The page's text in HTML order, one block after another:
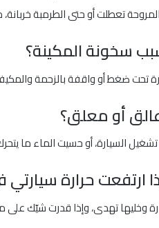
تعطلت أو حتى الطرمبة
سخونة المكينة؟
تحت ضغط أو واقفة بالزحمة
أو معلق؟
السيارة، أو حسيت الماء ما
حرارة سيارتي
وخليها تهدى، وإذا قدرت شيّك